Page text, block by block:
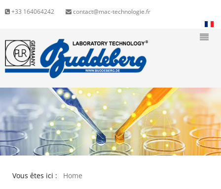
+33 164064242 contact@mac-technologie.fr
Vous êtes ici : Home